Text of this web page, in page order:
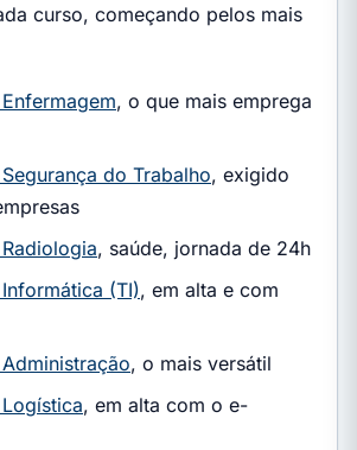
curso, começando pelos mais
, o que mais emprega
do Trabalho, exigido
, saúde, jornada de 24h
(TI), em alta e com
, o mais versátil
, em alta com o e-